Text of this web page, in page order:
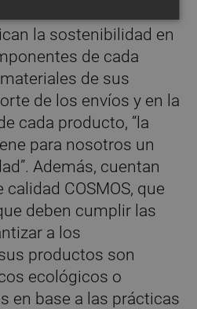
la sostenibilidad en
de cada
de sus
de los envíos y en la
cada producto, “la
para nosotros un
Además, cuentan
COSMOS, que
deben cumplir las
a los
productos son
ecológicos o
en base a las prácticas